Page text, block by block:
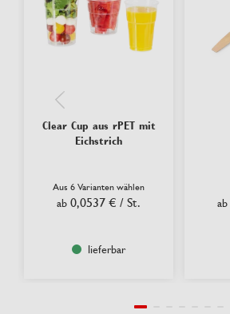
Clear Cup aus rPET mit
Eichstrich
Aus 6 Varianten wählen
ab 0,0537 € / St.
lieferbar
ab